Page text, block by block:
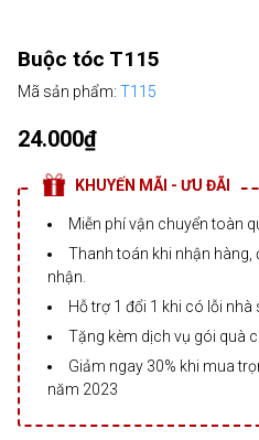
Buộc tóc T115
Mã sản phẩm: T115
24.000₫
KHUYẾN MÃI - ƯU ĐÃI
Miễn phí vận chuyển toàn
Thanh toán khi nhận hàng,
nhận.
Hỗ trợ 1 đổi 1 khi có lỗi nhà
Tặng kèm dịch vụ gói quà
Giảm ngay 30% khi mua
năm 2023